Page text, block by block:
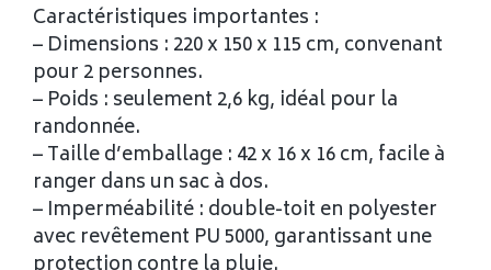
Caractéristiques importantes :
– Dimensions : 220 x 150 x 115 cm, convenant
pour 2 personnes.
– Poids : seulement 2,6 kg, idéal pour la
randonnée.
– Taille d’emballage : 42 x 16 x 16 cm, facile à
ranger dans un sac à dos.
– Imperméabilité : double-toit en polyester
avec revêtement PU 5000, garantissant une